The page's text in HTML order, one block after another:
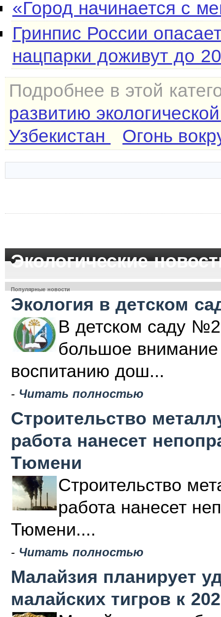
«Город начинается с
Гринпис России
нацпарки доживут до
Подробнее в этой
развитию
Узбекистан
Огонь
Экологические
Популярные новости
Экология в детском
В детском саду
большое внимание
воспитанию дош...
- Читать полностью
Строительство
работа нанесет
Тюмени
Строительство
работа нанесет
Тюмени....
- Читать полностью
Малайзия планирует
малайских тигров к